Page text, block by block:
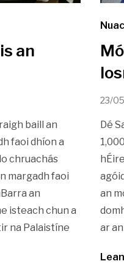
an
baill an
faoi dhíon a
chruachás
margadh faoi
an
isteach chun a
na Palaistíne
23/
Dé
an
ar